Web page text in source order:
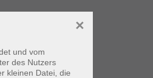
und vom
des Nutzers
kleinen Datei, die
×